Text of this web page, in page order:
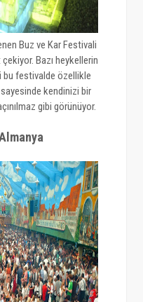
Buz ve Kar Festivali
Bazı heykellerin
bu festivalde özellikle
sayesinde kendinizi bir
gibi görünüyor.